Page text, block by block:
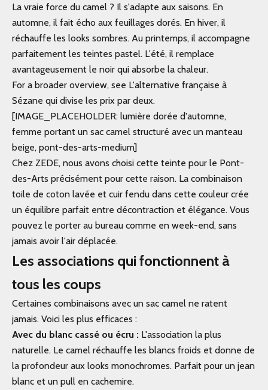
La vraie force du camel ? Il s'adapte aux saisons. En
automne, il fait écho aux feuillages dorés. En hiver, il
réchauffe les looks sombres. Au printemps, il accompagne
parfaitement les teintes pastel. L'été, il remplace
avantageusement le noir qui absorbe la chaleur.
For a broader overview, see L'alternative française à
Sézane qui divise les prix par deux.
[IMAGE_PLACEHOLDER: lumière dorée d'automne,
femme portant un sac camel structuré avec un manteau
beige, pont-des-arts-medium]
Chez ZEDE, nous avons choisi cette teinte pour le Pont-
des-Arts précisément pour cette raison. La combinaison
toile de coton lavée et cuir fendu dans cette couleur crée
un équilibre parfait entre décontraction et élégance. Vous
pouvez le porter au bureau comme en week-end, sans
jamais avoir l'air déplacée.
Les associations qui fonctionnent à
tous les coups
Certaines combinaisons avec un sac camel ne ratent
jamais. Voici les plus efficaces :
Avec du blanc cassé ou écru : L'association la plus
naturelle. Le camel réchauffe les blancs froids et donne de
la profondeur aux looks monochromes. Parfait pour un jean
blanc et un pull en cachemire.